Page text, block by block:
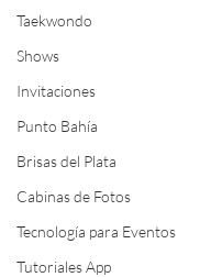
Taekwondo
Shows
Invitaciones
Punto Bahía
Brisas del Plata
Cabinas de Fotos
Tecnología para Eventos
Tutoriales App